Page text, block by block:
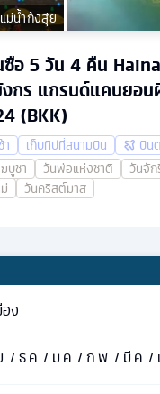
ม่น้ำก้งสุ่ย
ซือ 5 วัน 4 คืน
กร แกรนด์แคนยอน
(BKK)
เก็บทิปที่สนามบิน
บิน
บูชา วันพ่อแห่งชาติ
วันจัก
วันคริสต์มาส
ง
/ ธ.ค. / ม.ค. / ก.พ. / มี.ค. /